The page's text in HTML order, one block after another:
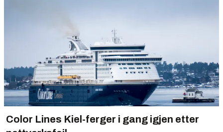
Color Lines Kiel-ferger i gang igjen etter